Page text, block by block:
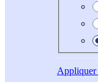
Appliquer